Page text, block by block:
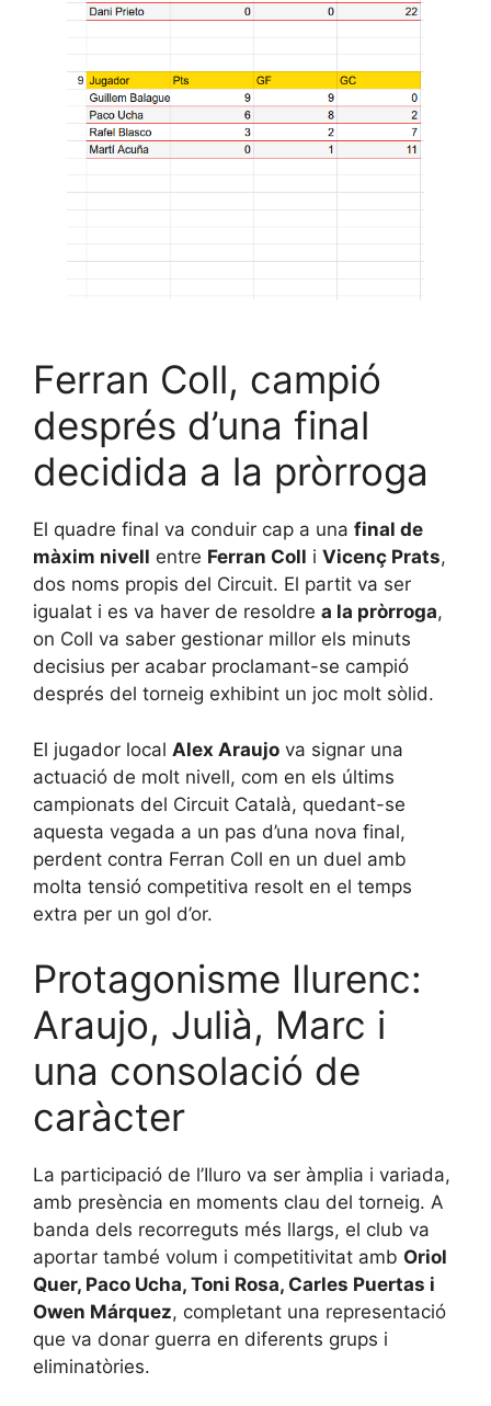
Ferran Coll, campió
després d’una final
decidida a la pròrroga
El quadre final va conduir cap a una final de
màxim nivell entre Ferran Coll i Vicenç Prats,
dos noms propis del Circuit. El partit va ser
igualat i es va haver de resoldre a la pròrroga,
on Coll va saber gestionar millor els minuts
decisius per acabar proclamant-se campió
després del torneig exhibint un joc molt sòlid.
El jugador local Alex Araujo va signar una
actuació de molt nivell, com en els últims
campionats del Circuit Català, quedant-se
aquesta vegada a un pas d’una nova final,
perdent contra Ferran Coll en un duel amb
molta tensió competitiva resolt en el temps
extra per un gol d’or.
Protagonisme Ilurenc:
Araujo, Julià, Marc i
una consolació de
caràcter
La participació de l’Iluro va ser àmplia i variada,
amb presència en moments clau del torneig. A
banda dels recorreguts més llargs, el club va
aportar també volum i competitivitat amb Oriol
Quer, Paco Ucha, Toni Rosa, Carles Puertas i
Owen Márquez, completant una representació
que va donar guerra en diferents grups i
eliminatòries.